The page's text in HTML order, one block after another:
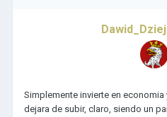
Simplemente invierte en
dejara de subir, claro, siendo un